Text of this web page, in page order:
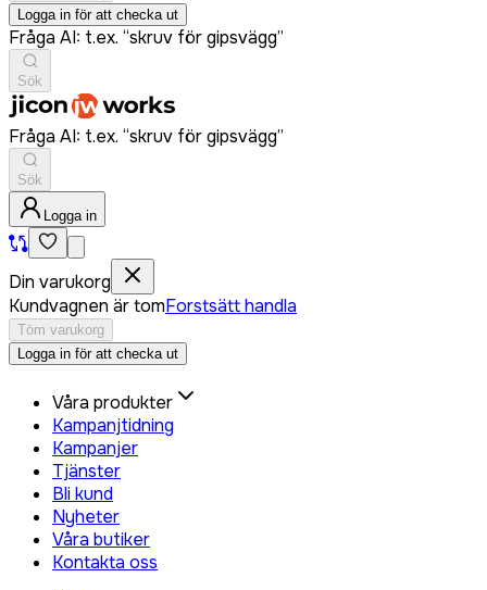
Logga in för att checka ut
Fråga AI: t.ex. “skruv för gipsvägg”
Sök
Fråga AI: t.ex. “skruv för gipsvägg”
Sök
Logga in
Din varukorg
Kundvagnen är tomForstsätt handla
Töm varukorg
Logga in för att checka ut
Våra produkter
Kampanjtidning
Kampanjer
Tjänster
Bli kund
Nyheter
Våra butiker
Kontakta oss